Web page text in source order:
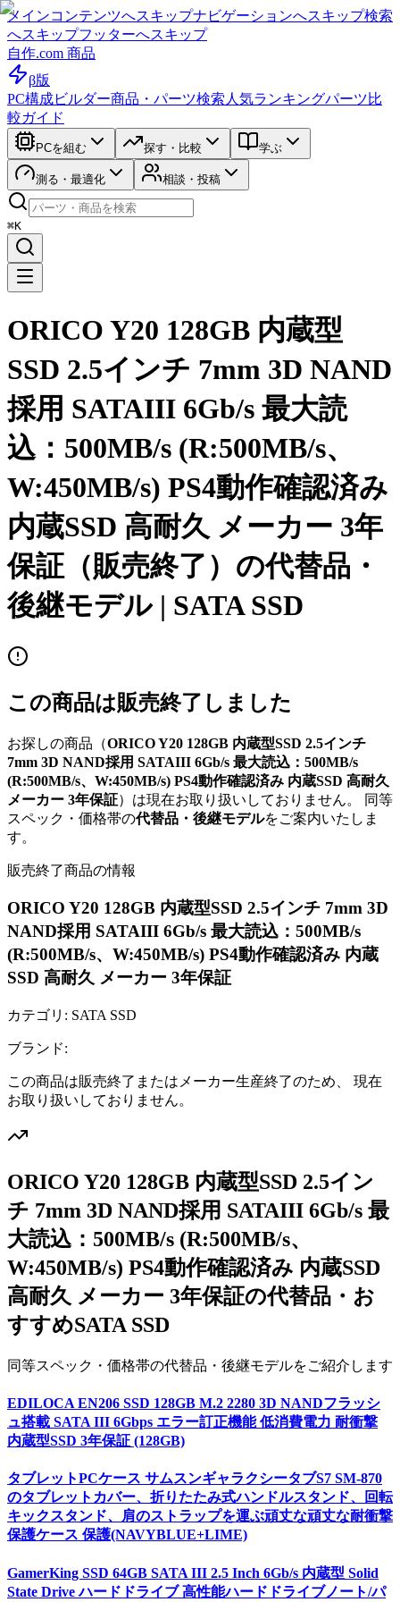
メインコンテンツへスキップナビゲーションへスキップ検索
へスキップフッターへスキップ
自作.com 商品
β版
PC構成ビルダー商品・パーツ検索 人気ランキングパーツ比
較ガイド
PCを組む 探す・比較 学ぶ
測る・最適化 相談・投稿
⌘K
ORICO Y20 128GB 内蔵型
SSD 2.5インチ 7mm 3D NAND
採用 SATAIII 6Gb/s 最大読
込：500MB/s (R:500MB/s、
W:450MB/s) PS4動作確認済み
内蔵SSD 高耐久 メーカー 3年
保証 （販売終了）の代替品・
後継モデル | SATA SSD
この商品は販売終了しました
お探しの商品（ORICO Y20 128GB 内蔵型SSD 2.5インチ
7mm 3D NAND採用 SATAIII 6Gb/s 最大読込：500MB/s
(R:500MB/s、W:450MB/s) PS4動作確認済み 内蔵SSD 高耐久
メーカー 3年保証）は現在お取り扱いしておりません。 同等
スペック・価格帯の代替品・後継モデルをご案内いたしま
す。
販売終了商品の情報
ORICO Y20 128GB 内蔵型SSD 2.5インチ 7mm 3D
NAND採用 SATAIII 6Gb/s 最大読込：500MB/s
(R:500MB/s、W:450MB/s) PS4動作確認済み 内蔵
SSD 高耐久 メーカー 3年保証
カテゴリ: SATA SSD
ブランド:
この商品は販売終了またはメーカー生産終了のため、 現在
お取り扱いしておりません。
ORICO Y20 128GB 内蔵型SSD 2.5イン
チ 7mm 3D NAND採用 SATAIII 6Gb/s 最
大読込：500MB/s (R:500MB/s、
W:450MB/s) PS4動作確認済み 内蔵SSD
高耐久 メーカー 3年保証の代替品・お
すすめSATA SSD
同等スペック・価格帯の代替品・後継モデルをご紹介します
EDILOCA EN206 SSD 128GB M.2 2280 3D NANDフラッシ
ュ搭載 SATA III 6Gbps エラー訂正機能 低消費電力 耐衝撃
内蔵型SSD 3年保証 (128GB)
タブレットPCケース サムスンギャラクシータブS7 SM-870
のタブレットカバー、折りたたみ式ハンドルスタンド、回転
キックスタンド、肩のストラップを運ぶ頑丈な頑丈な耐衝撃
保護ケース 保護(NAVYBLUE+LIME)
GamerKing SSD 64GB SATA III 2.5 Inch 6Gb/s 内蔵型 Solid
State Drive ハードドライブ 高性能ハードドライブノート/パ